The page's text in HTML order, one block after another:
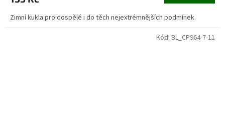
Zimní kukla pro dospělé i do těch nejextrémnějších podmínek.
Kód: BL_CP964-7-11